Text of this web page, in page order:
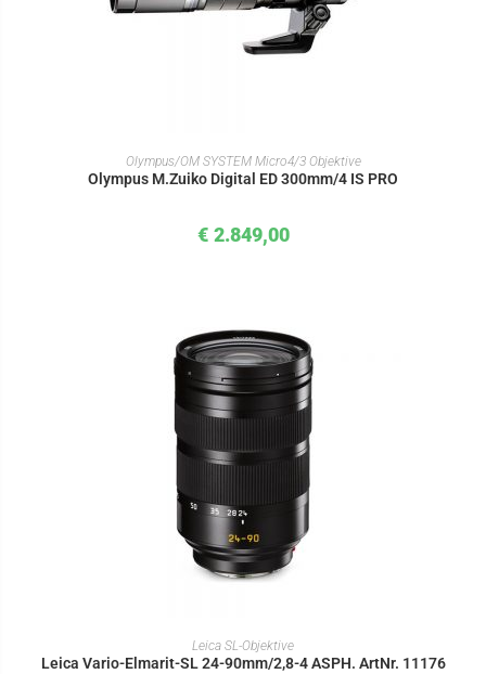
IN DEN WARENKORB
Olympus/OM SYSTEM Micro4/3 Objektive
Olympus M.Zuiko Digital ED 300mm/4 IS PRO
€ 2.849,00
IN DEN WARENKORB
Leica SL-Objektive
Leica Vario-Elmarit-SL 24-90mm/2,8-4 ASPH. ArtNr. 11176